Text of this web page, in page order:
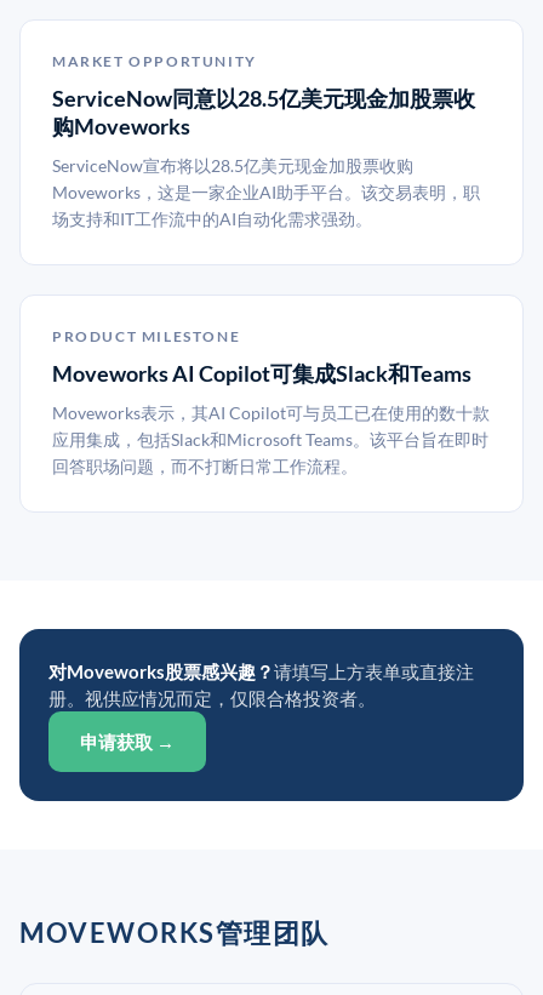
MARKET OPPORTUNITY
ServiceNow同意以28.5亿美元现金加股票收
购Moveworks
ServiceNow宣布将以28.5亿美元现金加股票收购
Moveworks，这是一家企业AI助手平台。该交易表明，职
场支持和IT工作流中的AI自动化需求强劲。
PRODUCT MILESTONE
Moveworks AI Copilot可集成Slack和Teams
Moveworks表示，其AI Copilot可与员工已在使用的数十款
应用集成，包括Slack和Microsoft Teams。该平台旨在即时
回答职场问题，而不打断日常工作流程。
对Moveworks股票感兴趣？请填写上方表单或直接注
册。视供应情况而定，仅限合格投资者。
申请获取 →
MOVEWORKS管理团队